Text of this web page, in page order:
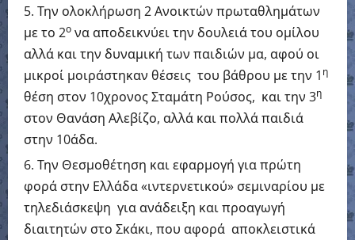
Την ολοκλήρωση 2 Ανοικτών πρωταθλημάτων
με το 2ο να αποδεικνύει την δουλειά του ομίλου
αλλά και την δυναμική των παιδιών μα, αφού οι
μικροί μοιράστηκαν θέσεις του βάθρου με την 1 η
θέση στον 10χρονος Σταμάτη Ρούσος, και την 3η
στον Θανάση Αλεβίζο, αλλά και πολλά παιδιά
στην 10άδα.
Την Θεσμοθέτηση και εφαρμογή για πρώτη
φορά στην Ελλάδα «ιντερνετικού» σεμιναρίου με
τηλεδιάσκεψη για ανάδειξη και προαγωγή
διαιτητών στο Σκάκι, που αφορά αποκλειστικά